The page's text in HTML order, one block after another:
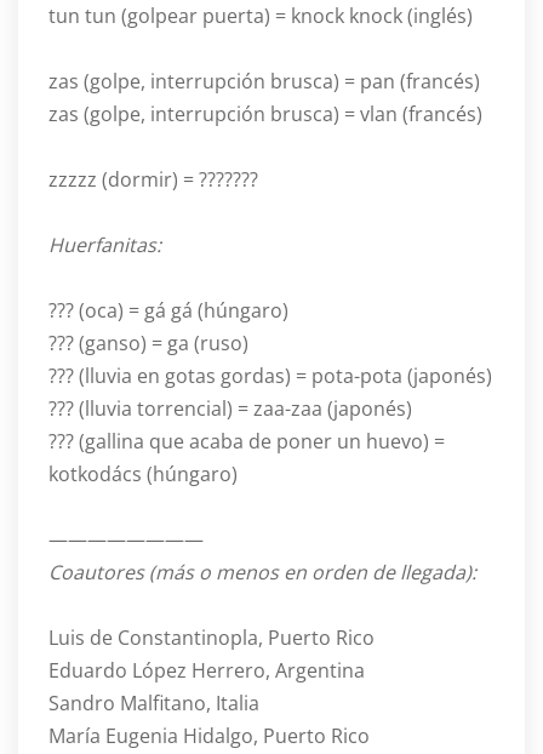
tun tun (golpear puerta) = knock knock (inglés)
zas (golpe, interrupción brusca) = pan (francés)
zas (golpe, interrupción brusca) = vlan (francés)
zzzzz (dormir) = ???????
Huerfanitas:
??? (oca) = gá gá (húngaro)
??? (ganso) = ga (ruso)
??? (lluvia en gotas gordas) = pota-pota (japonés)
??? (lluvia torrencial) = zaa-zaa (japonés)
??? (gallina que acaba de poner un huevo) =
kotkodács (húngaro)
————————
Coautores (más o menos en orden de llegada):
Luis de Constantinopla, Puerto Rico
Eduardo López Herrero, Argentina
Sandro Malfitano, Italia
María Eugenia Hidalgo, Puerto Rico